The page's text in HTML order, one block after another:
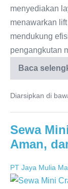
menyediakan
menawarkan
mendukung
pengangkutan
Baca
Diarsipkan di
Sewa
Aman,
PT Jaya Mulia